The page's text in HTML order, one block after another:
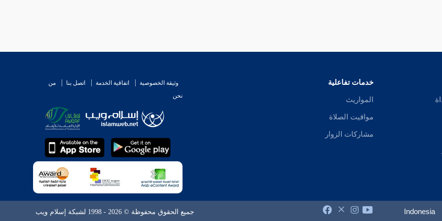
خدمات تفاعلية
المواريث
مواقيت الصلاة
مشاركات الزوار
وثيقة الخصوصية اتفاقية الخدمة اتصل بنا
من
نحن
Indonesia جميع الحقوق محفوظة © 2026 - 1998 لشبكة إسلام ويب